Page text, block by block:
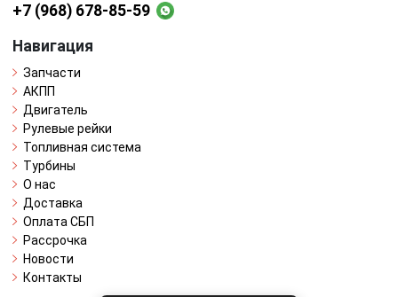
+7 (968) 678-85-59
Навигация
Запчасти
АКПП
Двигатель
Рулевые рейки
Топливная система
Турбины
О нас
Доставка
Оплата СБП
Рассрочка
Новости
Контакты